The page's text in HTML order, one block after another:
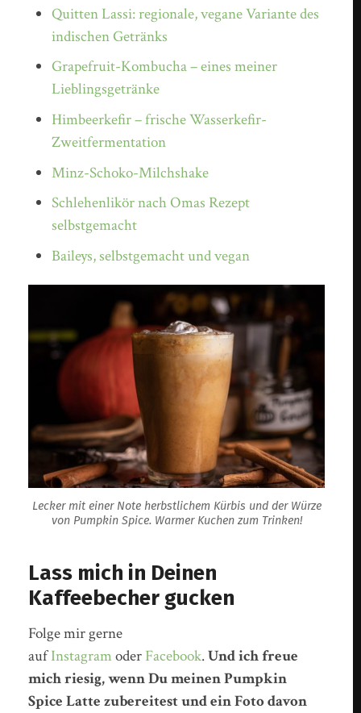
Quitten Lassi: regionale, vegane Variante des
indischen Getränks
Grapefruit-Kombucha – eines meiner
Lieblingsgetränke
Himbeerkefir – frische Wasserkefir-
Zweitfermentation
Minz-Schoko-Milchshake
Schlehenlikör nach Omas Rezept
selbstgemacht
Baileys, selbstgemacht und vegan
Lecker mit einer Note herbstlichem Kürbis und der Würze
von Pumpkin Spice. Warmer Kuchen zum Trinken!
Lass mich in Deinen
Kaffeebecher gucken
Folge mir gerne
aufInstagramoder Facebook.Und ich freue
mich riesig, wenn Du meinen Pumpkin
Spice Latte zubereitest und ein Foto davon